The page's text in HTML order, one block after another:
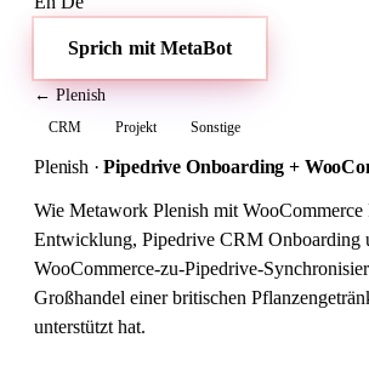
Sprich mit MetaBot
← Plenish
CRM Projekt Sonstige
Plenish · Pipedrive Onboarding +
Wie Metawork Plenish mit WooCommerce
Entwicklung, Pipedrive CRM Onboarding
WooCommerce-zu-Pipedrive-
Großhandel einer britischen
unterstützt hat.